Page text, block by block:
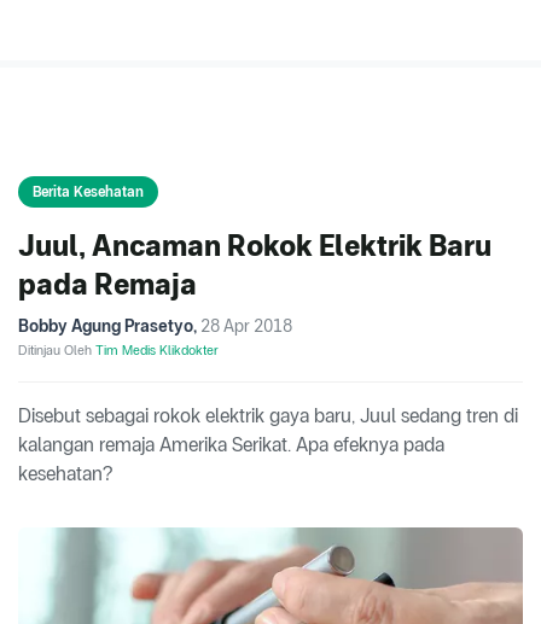
Berita Kesehatan
Juul, Ancaman Rokok Elektrik Baru
pada Remaja
Bobby Agung Prasetyo, 28 Apr 2018
Ditinjau Oleh Tim Medis Klikdokter
Disebut sebagai rokok elektrik gaya baru, Juul sedang tren di
kalangan remaja Amerika Serikat. Apa efeknya pada
kesehatan?